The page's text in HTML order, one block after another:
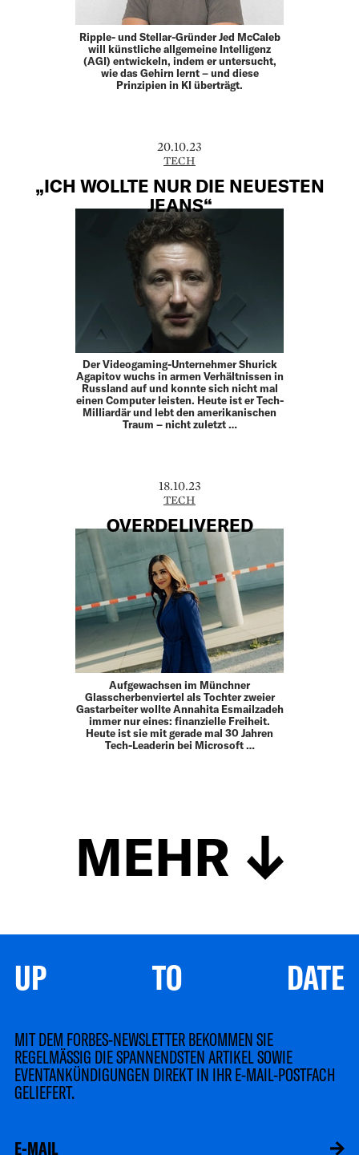
Ripple- und Stellar-Gründer Jed McCaleb
will künstliche allgemeine Intelligenz
(AGI) entwickeln, indem er untersucht,
wie das Gehirn lernt – und diese
Prinzipien in KI überträgt.
20.10.23
TECH
„ICH WOLLTE NUR DIE NEUESTEN
JEANS“
Der Videogaming-Unternehmer Shurick
Agapitov wuchs in armen Verhältnissen in
Russland auf und konnte sich nicht mal
einen Computer leisten. Heute ist er Tech-
Milliardär und lebt den amerikanischen
Traum – nicht zuletzt …
18.10.23
TECH
OVERDELIVERED
Aufgewachsen im Münchner
Glasscherbenviertel als Tochter zweier
Gastarbeiter wollte Annahita Esmailzadeh
immer nur eines: finanzielle Freiheit.
Heute ist sie mit gerade mal 30 Jahren
Tech-Leaderin bei Microsoft …
MEHR
UP TO DATE
MIT DEM FORBES-NEWSLETTER BEKOMMEN SIE
REGELMÄSSIG DIE SPANNENDSTEN ARTIKEL SOWIE
EVENTANKÜNDIGUNGEN DIREKT IN IHR E-MAIL-POSTFACH
GELIEFERT.